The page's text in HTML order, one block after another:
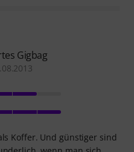
Gigbag
Koffer. Und günstiger sind